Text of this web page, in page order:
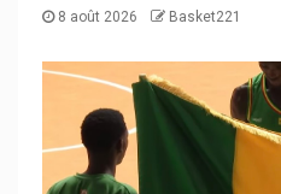
8 août 2026 Basket221